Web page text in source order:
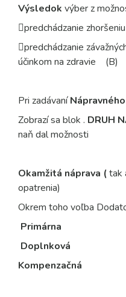
Výsledok výber z
predchádzanie
predchádzanie
účinkom na zdravie (B)
Pri zadávaní
Zobrazí sa blok . DRUH
naň dal možnosti
Okamžitá náprava (tak
opatrenia)
Okrem toho voľba
Primárna
Doplnková
Kompenzačná